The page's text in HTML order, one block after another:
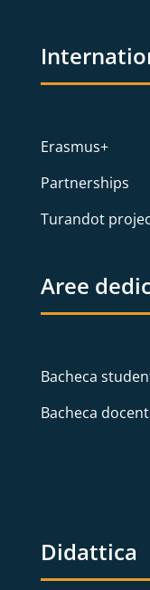
Erasmus+
Partnerships
Turandot
Aree
Bacheca
Bacheca
Didattica